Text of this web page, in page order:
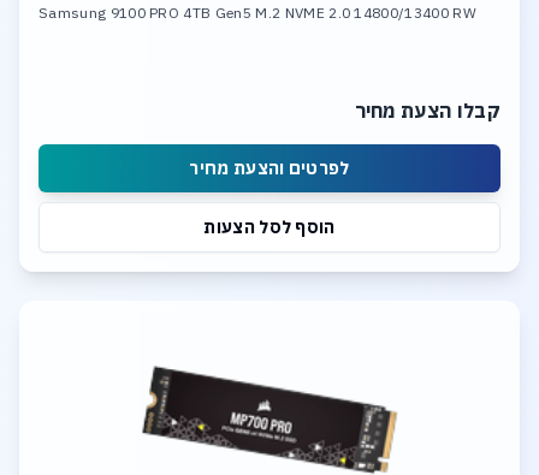
Samsung 9100 PRO 4TB Gen5 M.2 NVME 2.0 14800/13400 RW
קבלו הצעת מחיר
לפרטים והצעת מחיר
הוסף לסל הצעות